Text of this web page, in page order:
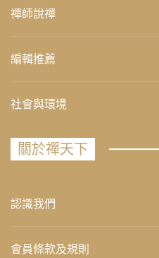
禪師說禪
編輯推薦
社會與環境
關於禪天下
認識我們
會員條款及規則